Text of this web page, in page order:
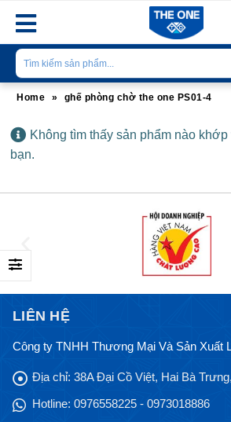
Home » ghế phòng chờ the one PS01-4
Không tìm thấy sản phẩm nào
bạn.
LIÊN HỆ
Công ty TNHH Thương Mại Và Sản Xuất
Địa chỉ: 38A Đại Cồ Việt, Hai Bà
Hotline: 0976558225 - 0973018886